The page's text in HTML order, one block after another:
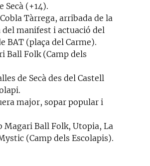
Secà (+14).
Tàrrega, arribada de la
manifest i actuació del
BAT (plaça del Carme).
Ball Folk (Camp dels
de Secà des del Castell
major, sopar popular i
Magari Ball Folk, Utopia, La
(Camp dels Escolapis).